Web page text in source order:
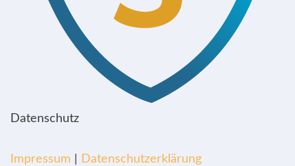
Datenschutz
Impressum
Datenschutzerklärung